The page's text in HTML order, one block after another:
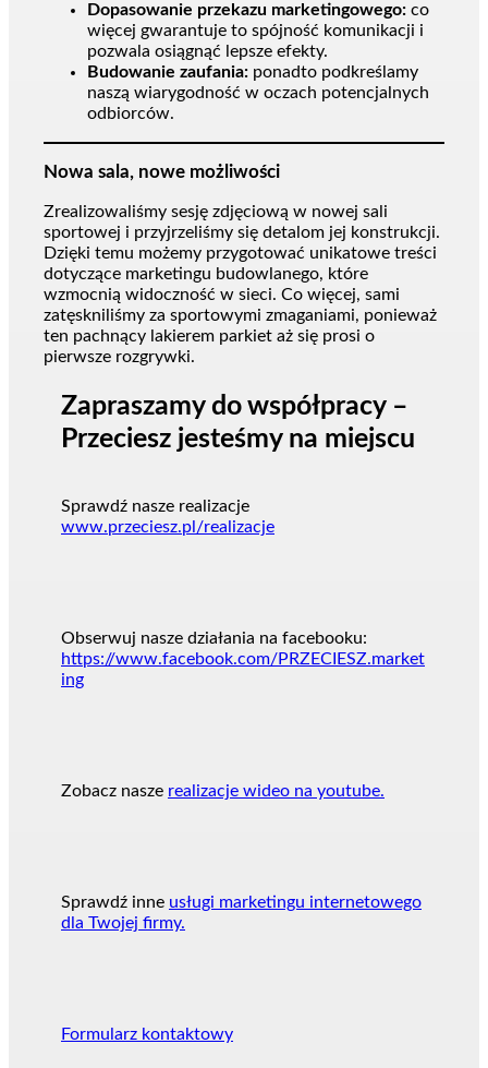
Dopasowanie przekazu marketingowego: co
więcej gwarantuje to spójność komunikacji i
pozwala osiągnąć lepsze efekty.
Budowanie zaufania: ponadto podkreślamy
naszą wiarygodność w oczach potencjalnych
odbiorców.
Nowa sala, nowe możliwości
Zrealizowaliśmy sesję zdjęciową w nowej sali
sportowej i przyjrzeliśmy się detalom jej konstrukcji.
Dzięki temu możemy przygotować unikatowe treści
dotyczące marketingu budowlanego, które
wzmocnią widoczność w sieci. Co więcej, sami
zatęskniliśmy za sportowymi zmaganiami, ponieważ
ten pachnący lakierem parkiet aż się prosi o
pierwsze rozgrywki.
Zapraszamy do współpracy –
Przeciesz jesteśmy na miejscu
Sprawdź nasze realizacje
www.przeciesz.pl/realizacje
Obserwuj nasze działania na facebooku:
https://www.facebook.com/PRZECIESZ.market
ing
Zobacz nasze realizacje wideo na youtube.
Sprawdź inne usługi marketingu internetowego
dla Twojej firmy.
Formularz kontaktowy